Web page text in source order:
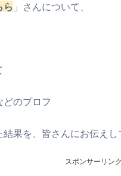
ら 」さんについて、
どのプロフ
果を、皆さんにお伝えし
スポンサーリンク